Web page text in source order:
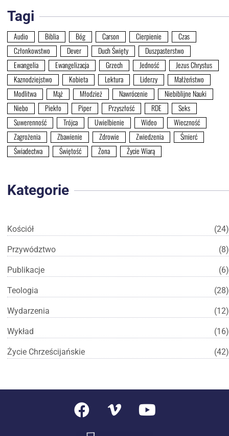
Tagi
Audio Biblia Bóg Carson Cierpienie
Czas
Członkowstwo
Dever Duch Święty
Duszpasterstwo
Ewangelia
Ewangelizacja Grzech Jedność
Jezus Chrystus
Kaznodziejstwo
Kobieta Lektura Liderzy
Małżeństwo
Modlitwa
Mąż Młodzież Nawrócenie
Niebiblijne Nauki
Niebo
Piekło Piper Przyszłość RDE
Seks
Suwerenność
Trójca Uwielbienie Wideo
Wieczność
Zagrożenia
Zbawienie Zdrowie Zwiedzenia
Śmierć
Świadectwa
Świętość Żona Życie Wiarą
Kategorie
Kościół (24)
Przywództwo (8)
Publikacje (6)
Teologia (28)
Wydarzenia (12)
Wykład (16)
Życie Chrześcijańskie (42)